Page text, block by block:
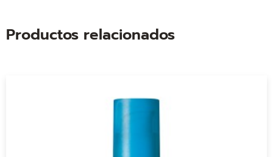
Productos relacionados